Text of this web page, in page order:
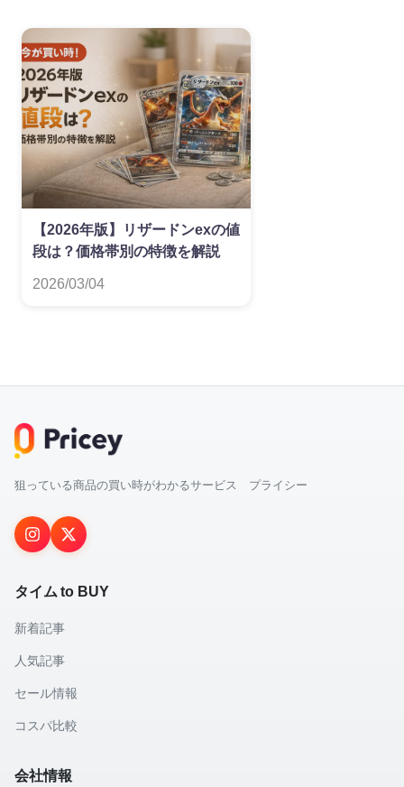
【2026年版】リザードンexの値
段は？価格帯別の特徴を解説
2026/03/04
狙っている商品の買い時がわかるサービス プライシー
タイム to BUY
新着記事
人気記事
セール情報
コスパ比較
会社情報